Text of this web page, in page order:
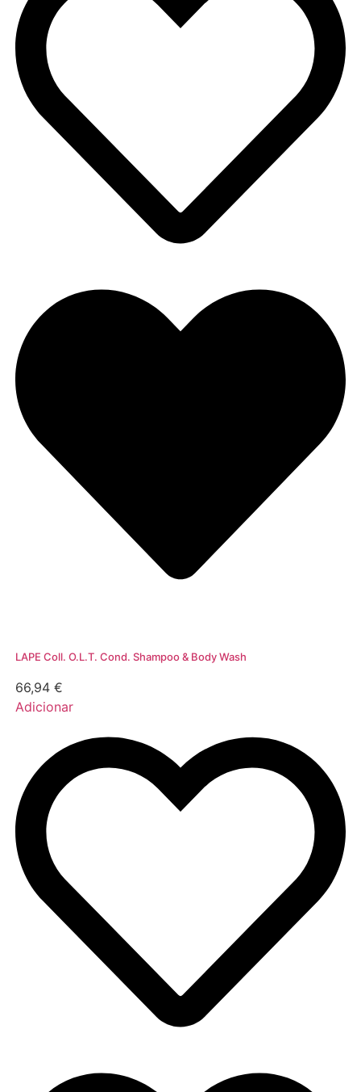
LAPE Coll. O.L.T. Cond. Shampoo & Body Wash
66,94 €
Adicionar